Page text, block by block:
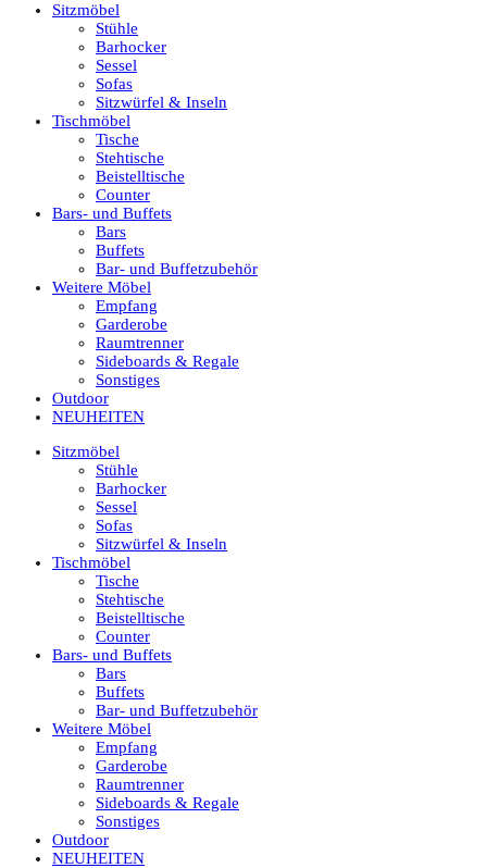
Sitzmöbel
Stühle
Barhocker
Sessel
Sofas
Sitzwürfel & Inseln
Tischmöbel
Tische
Stehtische
Beistelltische
Counter
Bars- und Buffets
Bars
Buffets
Bar- und Buffetzubehör
Weitere Möbel
Empfang
Garderobe
Raumtrenner
Sideboards & Regale
Sonstiges
Outdoor
NEUHEITEN
Sitzmöbel
Stühle
Barhocker
Sessel
Sofas
Sitzwürfel & Inseln
Tischmöbel
Tische
Stehtische
Beistelltische
Counter
Bars- und Buffets
Bars
Buffets
Bar- und Buffetzubehör
Weitere Möbel
Empfang
Garderobe
Raumtrenner
Sideboards & Regale
Sonstiges
Outdoor
NEUHEITEN